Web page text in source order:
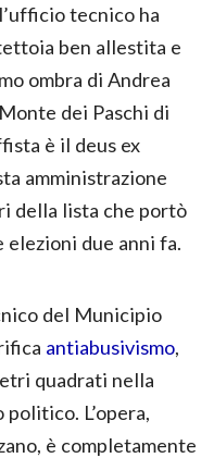
tecnico ha
ben allestita e
ombra di Andrea
dei Paschi di
è il deus ex
amministrazione
della lista che portò
elezioni due anni fa.
del Municipio
antiabusivismo,
quadrati nella
L’opera,
è completamente